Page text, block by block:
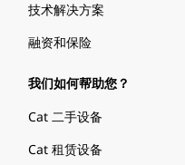
技术解决方案
融资和保险
我们如何帮助您？
Cat 二手设备
Cat 租赁设备